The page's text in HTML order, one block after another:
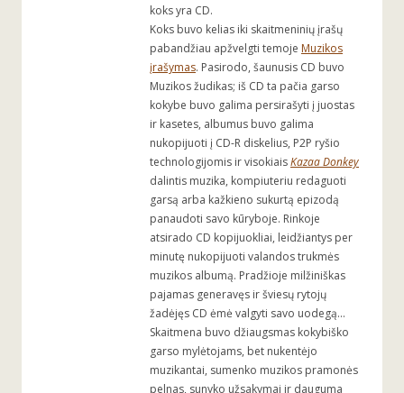
koks yra CD.
Koks buvo kelias iki skaitmeninių įrašų
pabandžiau apžvelgti temoje Muzikos
įrašymas. Pasirodo, šaunusis CD buvo
Muzikos žudikas; iš CD ta pačia garso
kokybe buvo galima persirašyti į juostas
ir kasetes, albumus buvo galima
nukopijuoti į CD-R diskelius, P2P ryšio
technologijomis ir visokiaisKazaa Donkey
dalintis muzika, kompiuteriu redaguoti
garsą arba kažkieno sukurtą epizodą
panaudoti savo kūryboje. Rinkoje
atsirado CD kopijuokliai, leidžiantys per
minutę nukopijuoti valandos trukmės
muzikos albumą. Pradžioje milžiniškas
pajamas generavęs ir šviesų rytojų
žadėjęs CD ėmė valgyti savo uodegą…
Skaitmena buvo džiaugsmas kokybiško
garso mylėtojams, bet nukentėjo
muzikantai, sumenko muzikos pramonės
pelnas, sunyko užsakymai ir dauguma